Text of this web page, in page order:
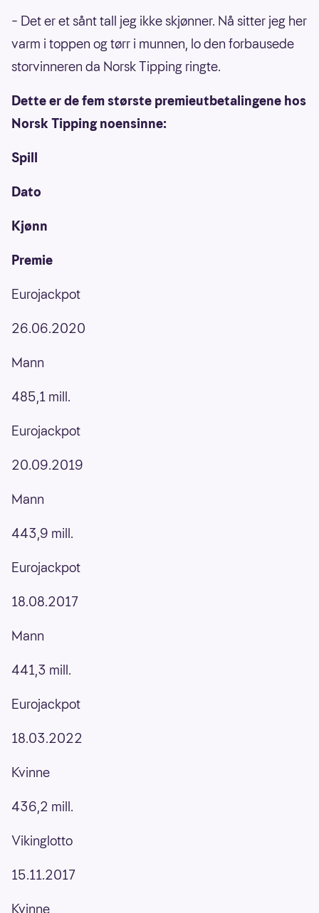
– Det er et sånt tall jeg ikke skjønner. Nå sitter jeg her
varm i toppen og tørr i munnen, lo den forbausede
storvinneren da Norsk Tipping ringte.
Dette er de fem største premieutbetalingene hos
Norsk Tipping noensinne:
Spill
Dato
Kjønn
Premie
Eurojackpot
26.06.2020
Mann
485,1 mill.
Eurojackpot
20.09.2019
Mann
443,9 mill.
Eurojackpot
18.08.2017
Mann
441,3 mill.
Eurojackpot
18.03.2022
Kvinne
436,2 mill.
Vikinglotto
15.11.2017
Kvinne